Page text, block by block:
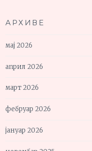
АРХИВЕ
мај 2026
април 2026
март 2026
фебруар 2026
јануар 2026